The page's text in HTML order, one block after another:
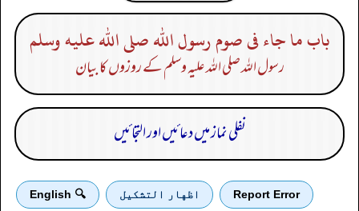
باب ما جاء فى صوم رسول الله صلى الله عليه وسلم
رسول اللہ صلی اللہ علیہ وسلم کے روزوں کا بیان
نفلی نماز میں دعائیں اور التجائیں
Report Error اظهار التشكيل 🔍 English